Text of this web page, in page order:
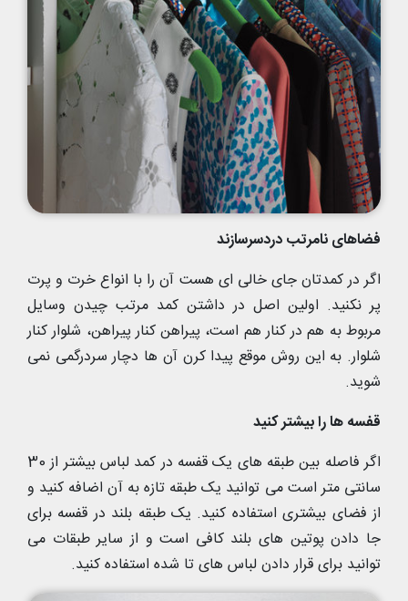
فضاهای نامرتب دردسرسازند
اگر در کمدتان جای خالی ای هست آن را با انواع خرت و پرت
پر نکنید. اولین اصل در داشتن کمد مرتب چیدن وسایل
مربوط به هم در کنار هم است، پیراهن کنار پیراهن، شلوار کنار
شلوار. به این روش موقع پیدا کرن آن ها دچار سردرگمی نمی
شوید.
قفسه ها را بیشتر کنید
اگر فاصله بین طبقه های یک قفسه در کمد لباس بیشتر از 30
سانتی متر است می توانید یک طبقه تازه به آن اضافه کنید و
از فضای بیشتری استفاده کنید. یک طبقه بلند در قفسه برای
جا دادن پوتین های بلند کافی است و از سایر طبقات می
توانید برای قرار دادن لباس های تا شده استفاده کنید.